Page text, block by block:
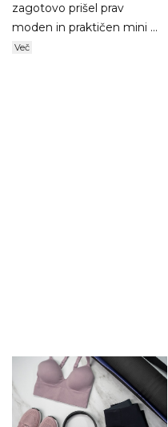
zagotovo prišel prav
moden in praktičen mini ...
Več